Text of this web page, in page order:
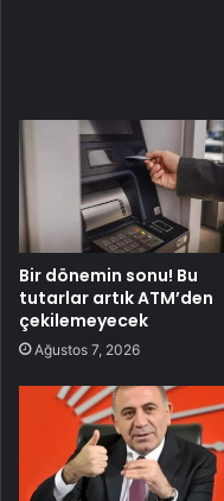
Bir dönemin sonu! Bu
tutarlar artık ATM’den
çekilemeyecek
Ağustos 7, 2026